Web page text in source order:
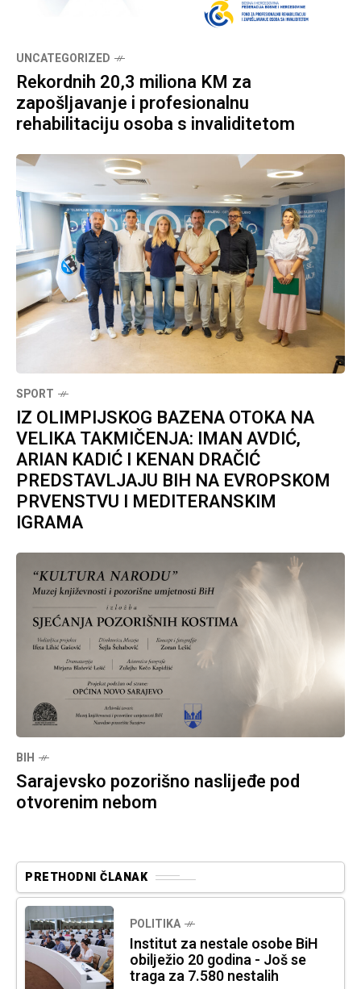
UNCATEGORIZED
Rekordnih 20,3 miliona KM za
zapošljavanje i profesionalnu
rehabilitaciju osoba s invaliditetom
SPORT
IZ OLIMPIJSKOG BAZENA OTOKA NA
VELIKA TAKMIČENJA: IMAN AVDIĆ,
ARIAN KADIĆ I KENAN DRAČIĆ
PREDSTAVLJAJU BIH NA EVROPSKOM
PRVENSTVU I MEDITERANSKIM
IGRAMA
BIH
Sarajevsko pozorišno naslijeđe pod
otvorenim nebom
PRETHODNI ČLANAK
POLITIKA
Institut za nestale osobe BiH
obilježio 20 godina - Još se
traga za 7.580 nestalih